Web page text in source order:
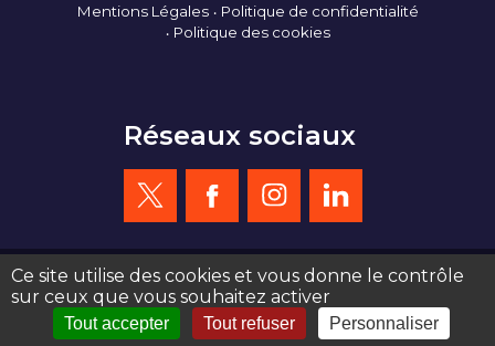
Mentions Légales
Politique de confidentialité
Politique des cookies
Réseaux sociaux
création site web : agence de communication Serious Team 360°
Ce site utilise des cookies et vous donne le contrôle
sur ceux que vous souhaitez activer
Tout accepter Tout refuser Personnaliser